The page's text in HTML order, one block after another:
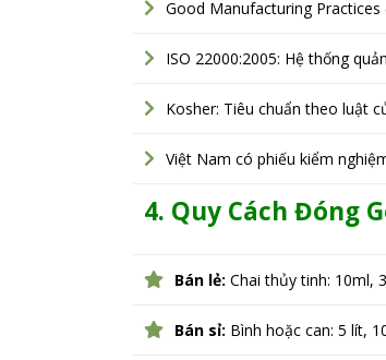
Good Manufacturing
ISO 22000:2005: Hệ thống
Kosher: Tiêu chuẩn theo luật
Việt Nam có phiếu kiểm
4. Quy Cách Đóng
Bán lẻ: Chai thủy tinh: 10ml,
Bán sỉ: Bình hoặc can: 5 lít,